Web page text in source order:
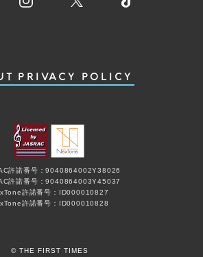
PRIVACY POLICY
許諾番号：9040864002Y38026
許諾番号：9040864003Y45037
許諾番号：ID000010827
許諾番号：ID000010828
© THE FIRST TIMES